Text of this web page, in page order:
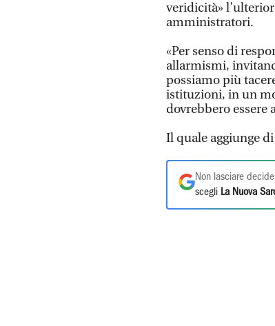
veridicità»
amministratori.
«Per senso di
allarmismi,
possiamo più
istituzioni, in un
dovrebbero essere
Il quale aggiunge
Non lasciare
scegli La Nuova